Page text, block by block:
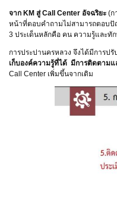
จาก KM สู่ Call Center อัจฉริยะ (ก
หน้าที่ตอบคำถามไม่สามารถตอบปั
3 ประเด็นหลักคือ คน ความรู้และทั
การประปานครหลวง จึงได้มีการปรั
เก็บองค์ความรู้ที่ได้ มีการติดตามแ
Call Center เพิ่มขึ้นจากเดิม